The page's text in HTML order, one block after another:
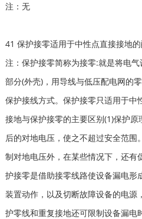
注：无
41 保护接零适用于中性点直接接地的
注：保护接零简称为接零:就是将电
部分(外壳)，用导线与低压配电网的
保护接线方式。保护接零只适用于中
接地与保护接零的主要区别(1)保护
后的对地电压，使之不超过安全范围
制对地电压外，在某些情况下，还有
护接零是借助接零线路使设备漏电形
装置动作，以及切断故障设备的电源
护零线和重复接地还可限制设备漏电